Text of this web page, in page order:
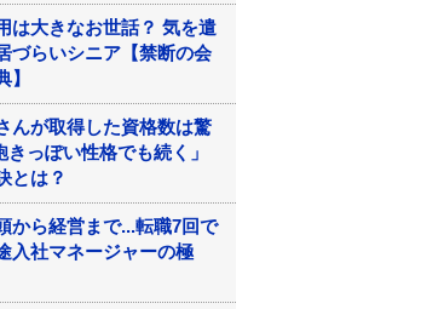
は大きなお世話？ 気を遣
づらいシニア【禁断の会
】
んが取得した資格数は驚
きっぽい性格でも続く」
とは？
から経営まで...転職7回で
入社マネージャーの極